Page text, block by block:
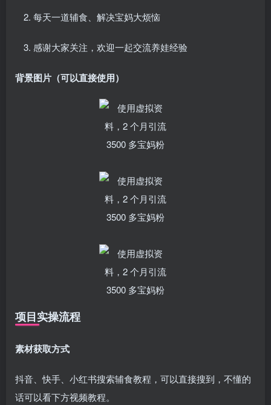
每天一道辅食、解决宝妈大烦恼
感谢大家关注，欢迎一起交流养娃经验
背景图片（可以直接使用）
项目实操流程
素材获取方式
抖音、快手、小红书搜索辅食教程，可以直接搜到，不懂的
话可以看下方视频教程。